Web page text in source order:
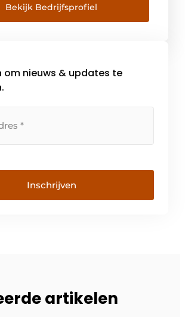
merkt u aan de technische
de ongekende flexibiliteit
gewaardeerde gebruiksgemak
Niet […]
Bekijk Bedrijfsprofiel
om nieuws & updates te
Inschrijven
artikelen